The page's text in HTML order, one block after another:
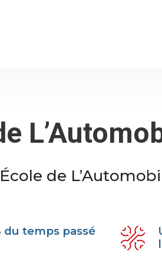
de
du temps passé